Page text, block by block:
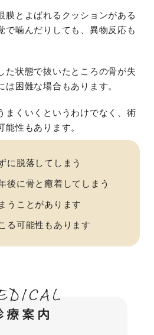
膜とよばれるクッションがある
で噛んだりしても、異物反応も
た状態で抜いたところの骨が失
困難な場合もあります。
まくいくというわけでなく、術
性もあります。
に脱落してしまう
後に骨と癒着してしまう
うことがあります
る可能性もあります
療案内